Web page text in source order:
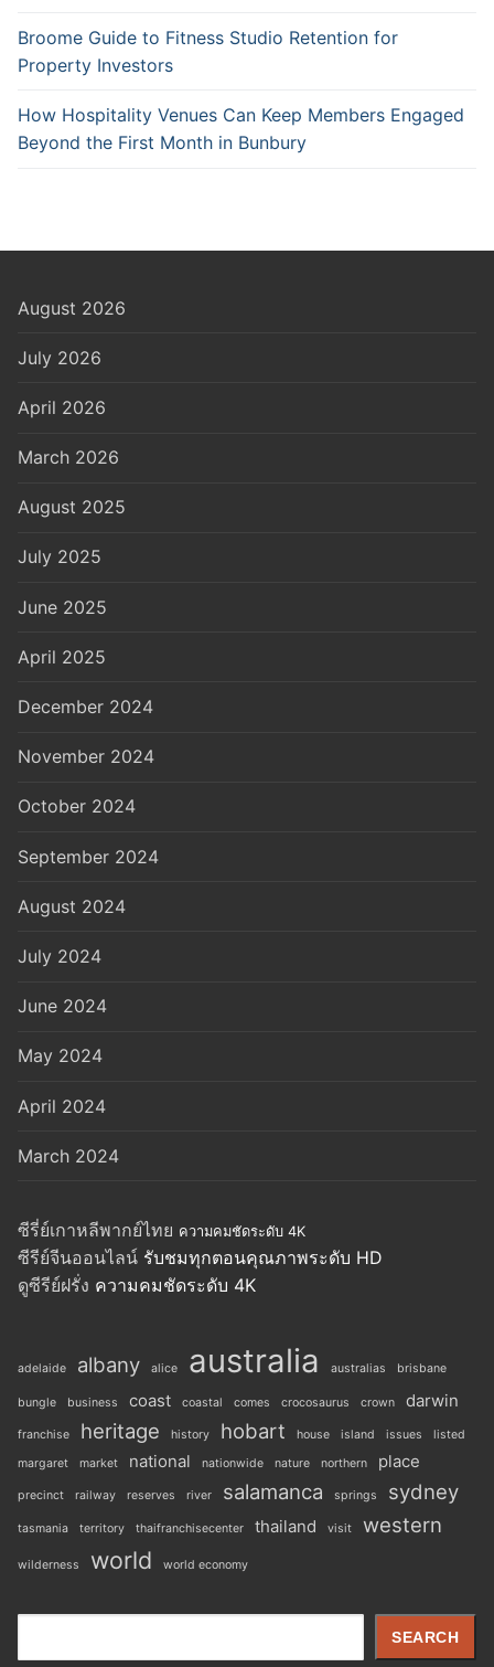
Broome Guide to Fitness Studio Retention for
Property Investors
How Hospitality Venues Can Keep Members Engaged
Beyond the First Month in Bunbury
August 2026
July 2026
April 2026
March 2026
August 2025
July 2025
June 2025
April 2025
December 2024
November 2024
October 2024
September 2024
August 2024
July 2024
June 2024
May 2024
April 2024
March 2024
ซีรี่ย์เกาหลีพากย์ไทย ความคมชัดระดับ 4K
ซีรีย์จีนออนไลน์ รับชมทุกตอนคุณภาพระดับ HD
ดูซีรีย์ฝรั่ง ความคมชัดระดับ 4K
adelaide albany alice australia australias brisbane
bungle business coast coastal comes crocosaurus crown darwin
franchise heritage history hobart house island issues
listed
margaret
market national nationwide nature northern place
precinct railway reserves river salamanca springs sydney
tasmania territory thaifranchisecenter thailand visit western
wilderness world world economy
SEARCH